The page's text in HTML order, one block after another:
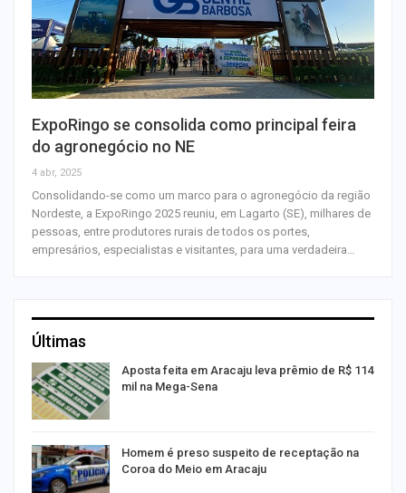
ExpoRingo se consolida como principal feira
do agronegócio no NE
4 abr, 2025
Consolidando-se como um marco para o agronegócio da região
Nordeste, a ExpoRingo 2025 reuniu, em Lagarto (SE), milhares de
pessoas, entre produtores rurais de todos os portes,
empresários, especialistas e visitantes, para uma verdadeira…
Últimas
Aposta feita em Aracaju leva prêmio de R$ 114
mil na Mega-Sena
Homem é preso suspeito de receptação na
Coroa do Meio em Aracaju